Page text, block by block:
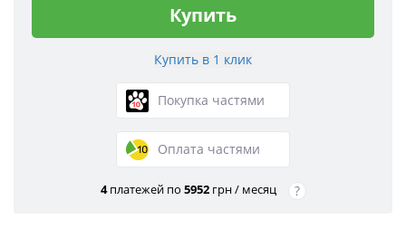
Купить
Покупка частями
Оплата частями
4платежей по 5952грн / месяц ?